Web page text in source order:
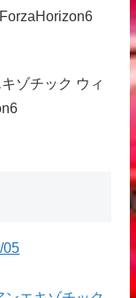
ゾチック ウィ
05